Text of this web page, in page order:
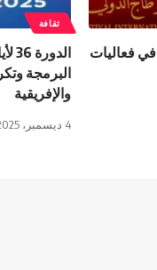
فعاليات
ثقافة
البرمجة
والإفريقية
4 ديسمبر، 2025